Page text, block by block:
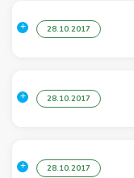
28.10.2017
28.10.2017
28.10.2017